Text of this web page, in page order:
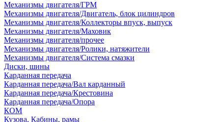
Механизмы двигателя/ГРМ
Механизмы двигателя/Двигатель, блок цилиндров
Механизмы двигателя/Коллекторы впуск, выпуск
Механизмы двигателя/Маховик
Механизмы двигателя/прочее
Механизмы двигателя/Ролики, натяжители
Механизмы двигателя/Система смазки
Диски, шины
Карданная передача
Карданная передача/Вал карданный
Карданная передача/Крестовина
Карданная передача/Опора
КОМ
Кузова, Кабины, рамы